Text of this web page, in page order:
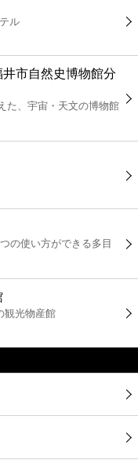
ル
市自然史博物館分
た、宇宙・天文の博物館
の使い方ができる多目
観光物産館